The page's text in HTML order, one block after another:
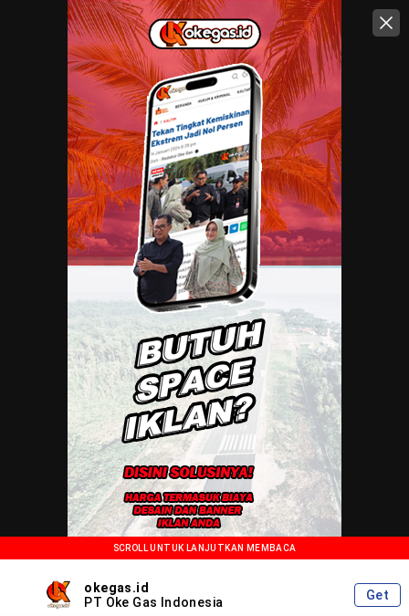
SCROLL UNTUK LANJUTKAN MEMBACA
okegas.id
PT Oke Gas Indonesia
Get